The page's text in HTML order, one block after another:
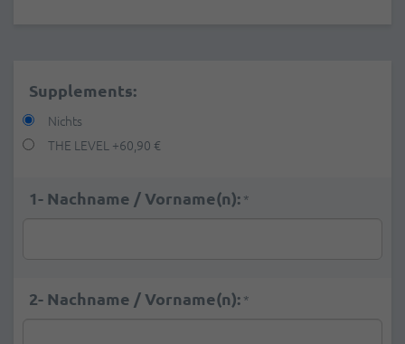
Supplements:
Nichts
THE LEVEL +60,90 €
1- Nachname / Vorname(n): *
2- Nachname / Vorname(n): *